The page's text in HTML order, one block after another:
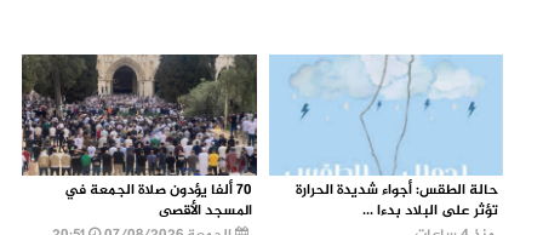
حالة الطقس: أجواء شديدة الحرارة
تؤثر على البلاد بدءا ...
70 ألفا يؤدون صلاة الجمعة في
المسجد الأقصى